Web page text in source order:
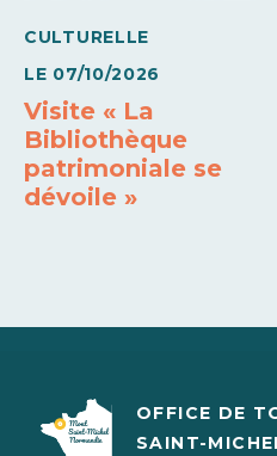
CULTURELLE
LE 07/10/2026
Visite « La
Bibliothèque
patrimoniale se
dévoile »
OFFICE DE
SAINT-